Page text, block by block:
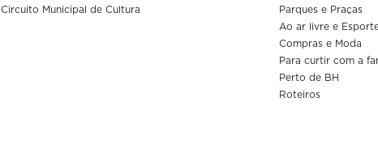
Circuito Municipal de Cultura
Parques e Praças
Ao ar livre e
Compras e Moda
Para curtir com a
Perto de BH
Roteiros